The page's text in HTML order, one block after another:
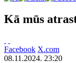
Kā mūs
Facebook X.com
08.11.2024. 23:20